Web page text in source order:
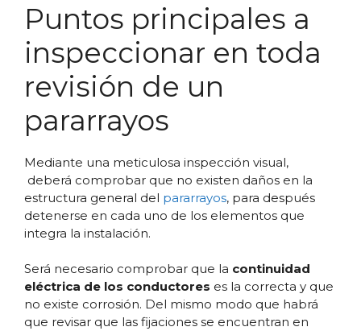
Puntos principales a
inspeccionar en toda
revisión de un
pararrayos
Mediante una meticulosa inspección visual,
deberá comprobar que no existen daños en la
estructura general del pararrayos, para después
detenerse en cada uno de los elementos que
integra la instalación.
Será necesario comprobar que la continuidad
eléctrica de los conductores es la correcta y que
no existe corrosión. Del mismo modo que habrá
que revisar que las fijaciones se encuentran en